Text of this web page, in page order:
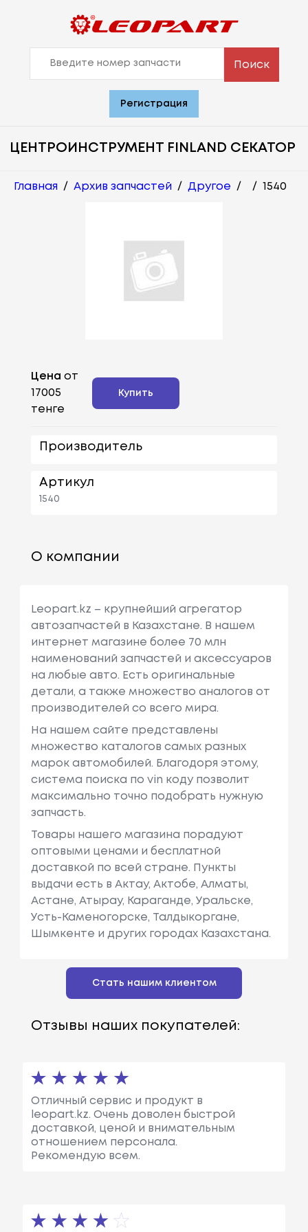
Поиск
Регистрация
ЦЕНТРОИНСТРУМЕНТ FINLAND СЕКАТОР
Главная / Архив запчастей / Другое / / 1540
Цена от
17005
тенге
Купить
Производитель
Артикул
1540
О компании
Leopart.kz – крупнейший агрегатор
автозапчастей в Казахстане. В нашем
интернет магазине более 70 млн
наименований запчастей и аксессуаров
на любые авто. Есть оригинальные
детали, а также множество аналогов от
производителей со всего мира.
На нашем сайте представлены
множество каталогов самых разных
марок автомобилей. Благодоря этому,
система поиска по vin коду позволит
максимально точно подобрать нужную
запчасть.
Товары нашего магазина порадуют
оптовыми ценами и бесплатной
доставкой по всей стране. Пункты
выдачи есть в Актау, Актобе, Алматы,
Астане, Атырау, Караганде, Уральске,
Усть-Каменогорске, Талдыкоргане,
Шымкенте и других городах Казахстана.
Стать нашим клиентом
Отзывы наших покупателей:
Отличный сервис и продукт в
leopart.kz. Очень доволен быстрой
доставкой, ценой и внимательным
отношением персонала.
Рекомендую всем.